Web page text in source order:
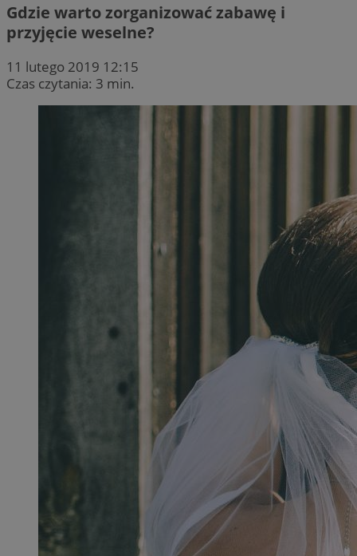
Gdzie warto zorganizować zabawę i
przyjęcie weselne?
11 lutego 2019 12:15
Czas czytania: 3 min.